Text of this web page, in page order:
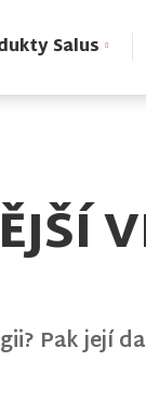
Salus
Pak její